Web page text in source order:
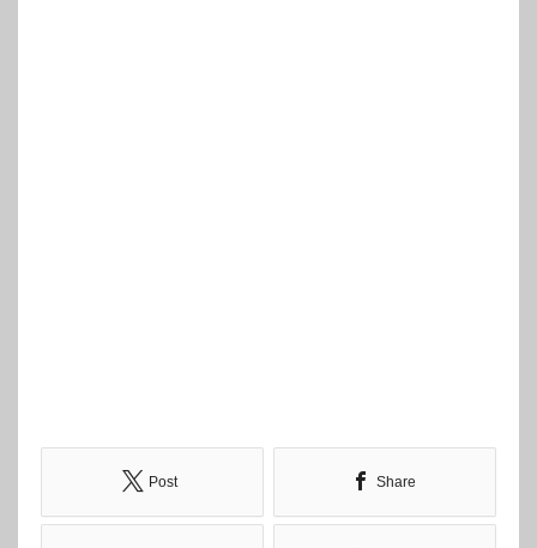
Post Share